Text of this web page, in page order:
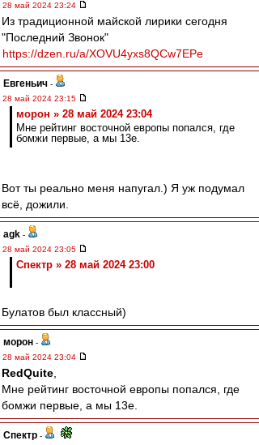
28 май 2024 23:24
Из традиционной майской лирики сегодня
"Последний Звонок"
https://dzen.ru/a/XOVU4yxs8QCw7EPe
Евгеньич -
28 май 2024 23:15
морон » 28 май 2024 23:04
Мне рейтинг восточной европы попался, где
бомжи первые, а мы 13е.
Вот ты реально меня напугал.) Я уж подумал
всё, дожили.
agk -
28 май 2024 23:05
Спектр » 28 май 2024 23:00
Булатов был классный)
морон -
28 май 2024 23:04
RedQuite
Мне рейтинг восточной европы попался, где
бомжи первые, а мы 13е.
Спектр -